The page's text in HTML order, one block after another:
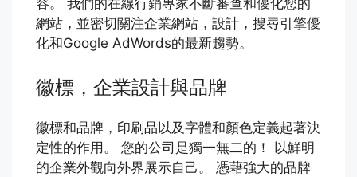
網站，並密切關注企業網站，設計，搜尋引擎優
化和Google AdWords的最新趨勢。
徽標，企業設計與品牌
徽標和品牌，印刷品以及字體和顏色定義起著決
定性的作用。 您的公司是獨一無二的！ 以鮮明
的企業外觀向外界展示自己。 憑藉強大的品牌